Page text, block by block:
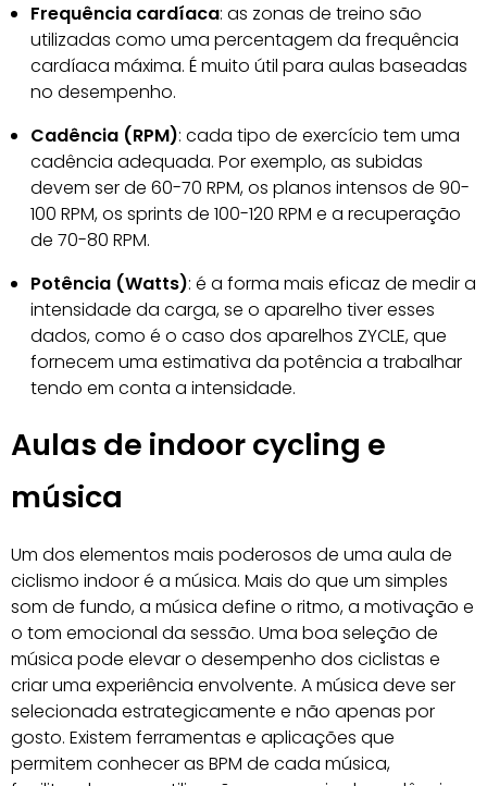
Frequência cardíaca: as zonas de treino são
utilizadas como uma percentagem da frequência
cardíaca máxima. É muito útil para aulas baseadas
no desempenho.
Cadência (RPM): cada tipo de exercício tem uma
cadência adequada. Por exemplo, as subidas
devem ser de 60-70 RPM, os planos intensos de 90-
100 RPM, os sprints de 100-120 RPM e a recuperação
de 70-80 RPM.
Potência (Watts): é a forma mais eficaz de medir a
intensidade da carga, se o aparelho tiver esses
dados, como é o caso dos aparelhos ZYCLE, que
fornecem uma estimativa da potência a trabalhar
tendo em conta a intensidade.
Aulas de indoor cycling e
música
Um dos elementos mais poderosos de uma aula de
ciclismo indoor é a música. Mais do que um simples
som de fundo, a música define o ritmo, a motivação e
o tom emocional da sessão. Uma boa seleção de
música pode elevar o desempenho dos ciclistas e
criar uma experiência envolvente. A música deve ser
selecionada estrategicamente e não apenas por
gosto. Existem ferramentas e aplicações que
permitem conhecer as BPM de cada música,